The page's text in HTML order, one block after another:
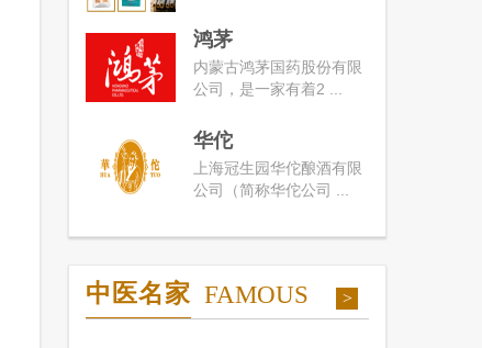
鸿茅
内蒙古鸿茅国药股份有限
公司，是一家有着2 ...
华佗
上海冠生园华佗酿酒有限
公司（简称华佗公司 ...
中医名家 FAMOUS >